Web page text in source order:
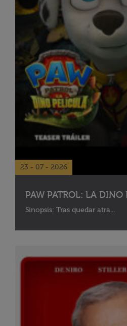
23 - 07 - 2026
PAW PATROL: LA DINO
Sinopsis: Tras quedar atra...